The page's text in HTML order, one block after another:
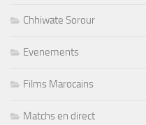
Chhiwate Sorour
Evenements
Films Marocains
Matchs en direct